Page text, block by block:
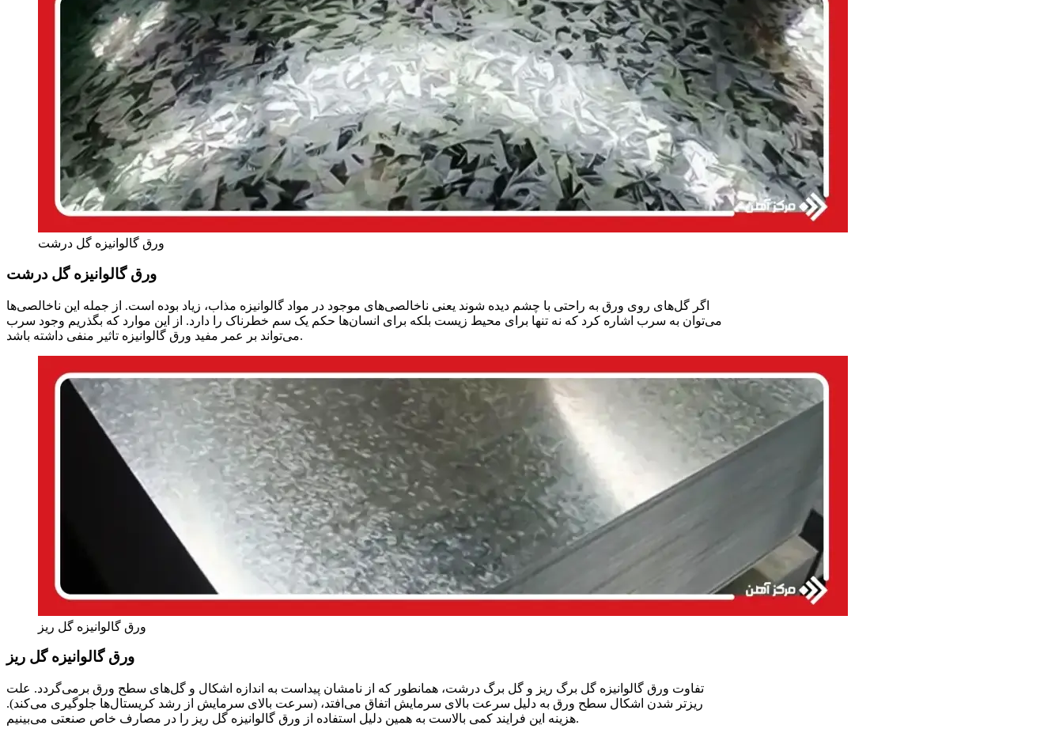
ورق گالوانیزه گل درشت
ورق گالوانیزه گل درشت
اگر گل‌های روی ورق به راحتی با چشم دیده شوند یعنی ناخالصی‌های موجود در مواد گالوانیزه مذاب، زیاد بوده است. از جمله این ناخالصی‌ها
می‌توان به سرب اشاره کرد که نه تنها برای محیط زیست بلکه برای انسا‌ن‌ها حکم یک سم خطرناک را دارد. از این موارد که بگذریم وجود سرب
می‌تواند بر عمر مفید ورق گالوانیزه تاثیر منفی داشته باشد.
ورق گالوانیزه گل ریز
ورق گالوانیزه گل ریز
تفاوت ورق گالوانیزه گل برگ ریز و گل برگ درشت، همانطور که از نامشان پیداست به اندازه اشکال و گل‌های سطح ورق برمی‌گردد. علت
ریزتر شدن اشکال سطح ورق به دلیل سرعت بالای سرمایش اتفاق می‌افتد، (سرعت بالای سرمایش از رشد کریستال‌ها جلوگیری می‌کند).
هزینه این فرایند کمی بالاست به همین دلیل استفاده از ورق گالوانیزه گل ریز را در مصارف خاص صنعتی می‌بینیم.